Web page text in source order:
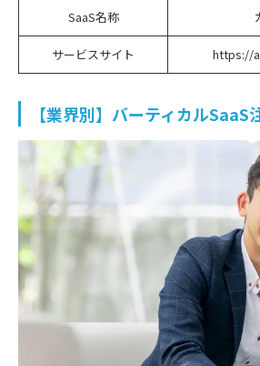
SaaS名称
サービスサイト https://
【業界別】バーティカルSaaS